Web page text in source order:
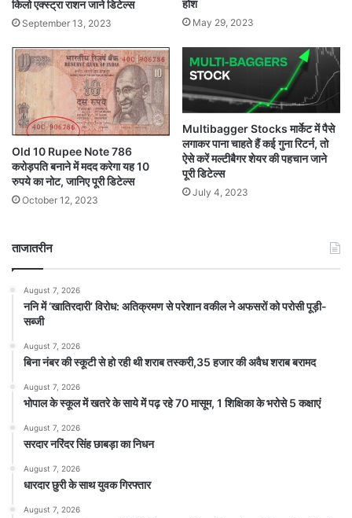
किलो एक्स्ट्रा राशन जाने डिटेल्स
September 13, 2023
होश
May 29, 2023
Old 10 Rupee Note 786
करोड़पति बनाने में मदद करेगा यह 10
रुपये का नोट, जानिए पूरी डिटेल्स
October 12, 2023
Multibagger Stocks मार्केट में पैसे
लगाकर पाना चाहते हैं कई गुना रिटर्न, तो
ऐसे करें मल्टीबैगर शेयर की पहचान जाने
पूरी डिटेल्स
July 4, 2023
ताजातरीन
August 7, 2026
ननि में ‘खातिरदारी’ विरोध: अतिक्रमण से परेशान वकील ने अफसरों को परोसी पूड़ी-
सब्जी
August 7, 2026
बिना नंबर की स्कूटी से हो रही थी शराब तस्करी,35 हजार की अवैध शराब बरामद
August 7, 2026
भोपाल के स्कूल में खतरे के साये में पढ़ रहे 70 मासूम, 1 शिक्षिका के भरोसे 5 कक्षाएं
August 7, 2026
सरदार नरिंदर सिंह छाबड़ा का निधन
August 7, 2026
धारदार छुरी के साथ युवक गिरफ्तार
August 7, 2026